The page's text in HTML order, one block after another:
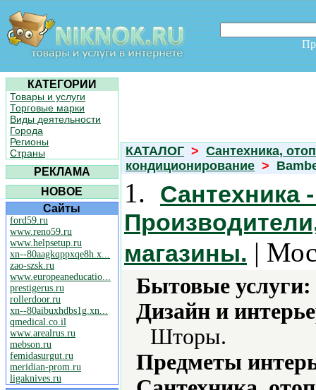
КАТЕГОРИИ
Товары и услуги
Торговые марки
Виды деятельности
Города
Регионы
Страны
РЕКЛАМА
НОВОЕ
Сайты
ford59.ru
www.reno59.ru
www.helpsetup.ru
xn--80aagkqppxqe8h.x...
zao-szsk.ru
www.europeaneducatio...
prestigerus.ru
rollerdoor.ru
xn--80aibuxhdbs1g.xn...
qmedical.co.il
www.arealrus.ru
mebson.ru
femidasurgut.ru
meridian-prom.ru
ligaknives.ru
КАТАЛОГ > Сантехника,
кондиционирование >
1.
Сантехника
магазины. |
Бытовые услуги:
Дизайн и
Шторы.
Предметы